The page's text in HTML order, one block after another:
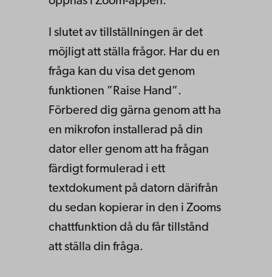
I slutet av tillställningen är det
möjligt att ställa frågor. Har du en
fråga kan du visa det genom
funktionen ”Raise Hand”.
Förbered dig gärna genom att ha
en mikrofon installerad på din
dator eller genom att ha frågan
färdigt formulerad i ett
textdokument på datorn därifrån
du sedan kopierar in den i Zooms
chattfunktion då du får tillstånd
att ställa din fråga.